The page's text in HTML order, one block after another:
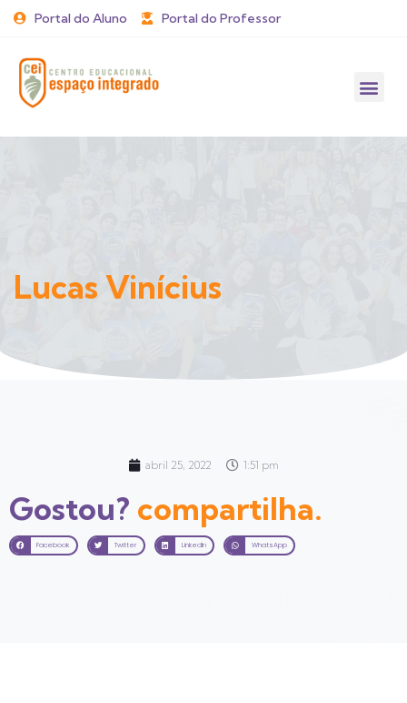
Portal do Aluno Portal do Professor
Lucas Vinícius
abril 25, 2022 1:51 pm
Gostou? compartilha.
Facebook Twitter LinkedIn WhatsApp